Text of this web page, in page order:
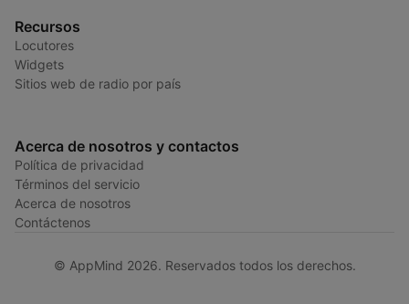
Recursos
Locutores
Widgets
Sitios web de radio por país
Acerca de nosotros y contactos
Política de privacidad
Términos del servicio
Acerca de nosotros
Contáctenos
© AppMind 2026. Reservados todos los derechos.